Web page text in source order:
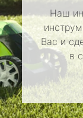
Наш
Вас и
в